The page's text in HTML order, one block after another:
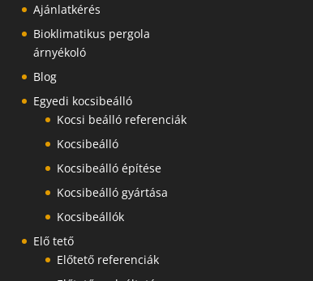
Ajánlatkérés
Bioklimatikus pergola
árnyékoló
Blog
Egyedi kocsibeálló
Kocsi beálló referenciák
Kocsibeálló
Kocsibeálló építése
Kocsibeálló gyártása
Kocsibeállók
Elő tető
Előtető referenciák